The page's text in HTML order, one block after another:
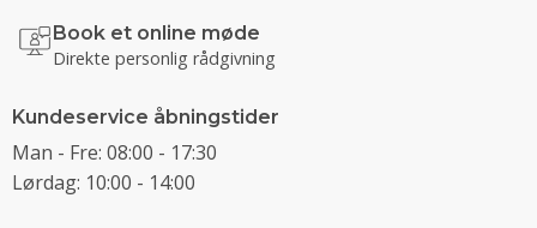
Book et online møde
Direkte personlig rådgivning
Kundeservice åbningstider
Man - Fre: 08:00 - 17:30
Lørdag: 10:00 - 14:00